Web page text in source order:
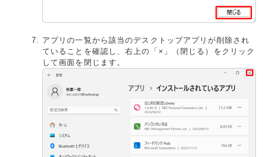
アプリの一覧から該当のデスクトップアプリが削除され
ていることを確認し、右上の「×」（閉じる）をクリック
して画面を閉じます。